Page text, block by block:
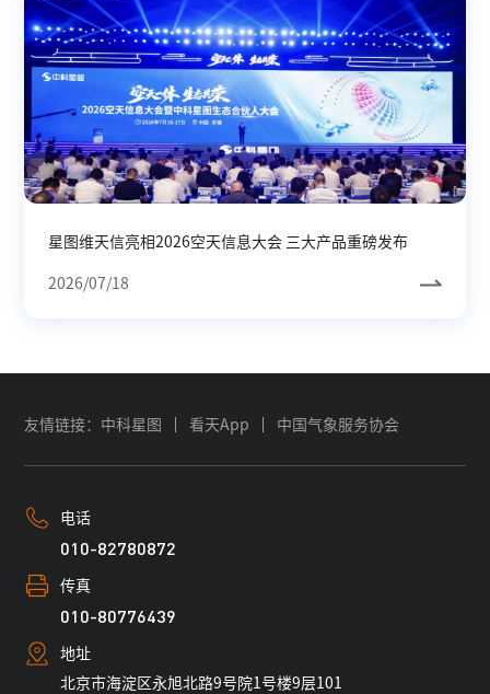
星图维天信亮相2026空天信息大会 三大产品重磅发布
2026/07/18
友情链接： 中科星图 看天App 中国气象服务协会
电话
010-82780872
传真
010-80776439
地址
北京市海淀区永旭北路9号院1号楼9层101